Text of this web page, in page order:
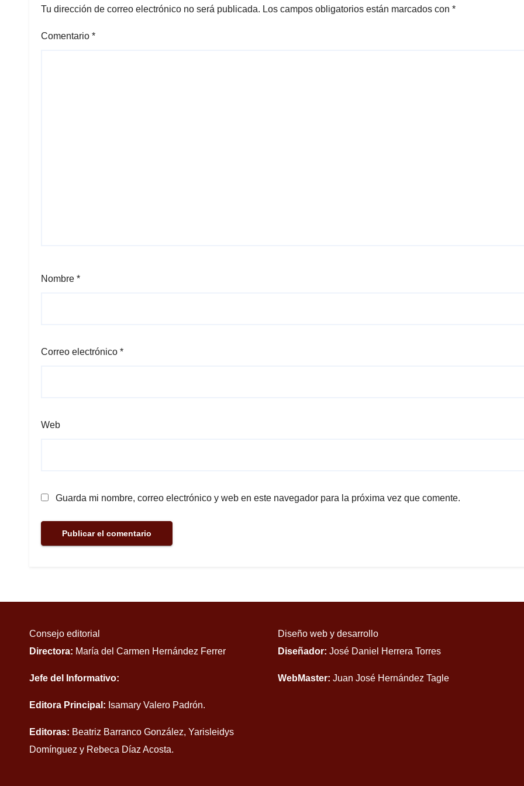
Tu dirección de correo electrónico no será publicada. Los campos obligatorios están marcados con *
Comentario *
Nombre *
Correo electrónico *
Web
Guarda mi nombre, correo electrónico y web en este navegador para la próxima vez que comente.
Consejo editorial
Directora: María del Carmen Hernández Ferrer
Jefe del Informativo:
Editora Principal: Isamary Valero Padrón.
Editoras: Beatriz Barranco González, Yarisleidys
Domínguez y Rebeca Díaz Acosta.
Diseño web y desarrollo
Diseñador: José Daniel Herrera Torres
WebMaster: Juan José Hernández Tagle